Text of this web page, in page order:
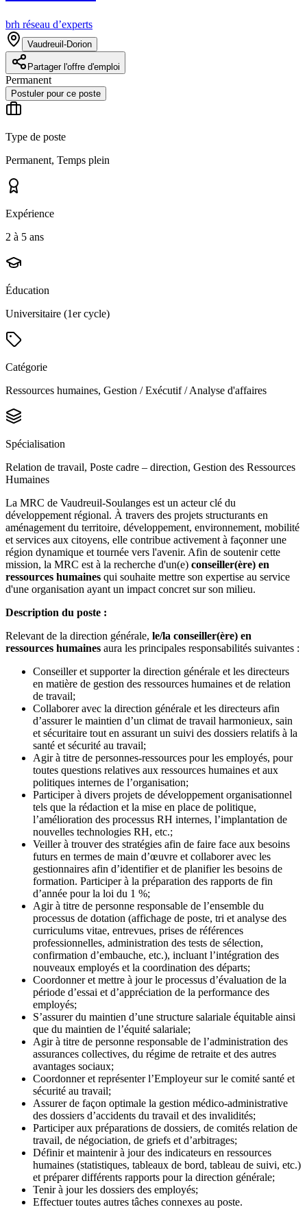
brh réseau d’experts
Vaudreuil-Dorion
Partager l'offre d'emploi
Permanent
Postuler pour ce poste
Type de poste
Permanent, Temps plein
Expérience
2 à 5 ans
Éducation
Universitaire (1er cycle)
Catégorie
Ressources humaines, Gestion / Exécutif / Analyse d'affaires
Spécialisation
Relation de travail, Poste cadre – direction, Gestion des Ressources
Humaines
La MRC de Vaudreuil-Soulanges est un acteur clé du
développement régional. À travers des projets structurants en
aménagement du territoire, développement, environnement, mobilité
et services aux citoyens, elle contribue activement à façonner une
région dynamique et tournée vers l'avenir. Afin de soutenir cette
mission, la MRC est à la recherche d'un(e) conseiller(ère) en
ressources humaines qui souhaite mettre son expertise au service
d'une organisation ayant un impact concret sur son milieu.
Description du poste :
Relevant de la direction générale, le/la conseiller(ère) en
ressources humaines aura les principales responsabilités suivantes :
Conseiller et supporter la direction générale et les directeurs
en matière de gestion des ressources humaines et de relation
de travail;
Collaborer avec la direction générale et les directeurs afin
d’assurer le maintien d’un climat de travail harmonieux, sain
et sécuritaire tout en assurant un suivi des dossiers relatifs à la
santé et sécurité au travail;
Agir à titre de personnes-ressources pour les employés, pour
toutes questions relatives aux ressources humaines et aux
politiques internes de l’organisation;
Participer à divers projets de développement organisationnel
tels que la rédaction et la mise en place de politique,
l’amélioration des processus RH internes, l’implantation de
nouvelles technologies RH, etc.;
Veiller à trouver des stratégies afin de faire face aux besoins
futurs en termes de main d’œuvre et collaborer avec les
gestionnaires afin d’identifier et de planifier les besoins de
formation. Participer à la préparation des rapports de fin
d’année pour la loi du 1 %;
Agir à titre de personne responsable de l’ensemble du
processus de dotation (affichage de poste, tri et analyse des
curriculums vitae, entrevues, prises de références
professionnelles, administration des tests de sélection,
confirmation d’embauche, etc.), incluant l’intégration des
nouveaux employés et la coordination des départs;
Coordonner et mettre à jour le processus d’évaluation de la
période d’essai et d’appréciation de la performance des
employés;
S’assurer du maintien d’une structure salariale équitable ainsi
que du maintien de l’équité salariale;
Agir à titre de personne responsable de l’administration des
assurances collectives, du régime de retraite et des autres
avantages sociaux;
Coordonner et représenter l’Employeur sur le comité santé et
sécurité au travail;
Assurer de façon optimale la gestion médico-administrative
des dossiers d’accidents du travail et des invalidités;
Participer aux préparations de dossiers, de comités relation de
travail, de négociation, de griefs et d’arbitrages;
Définir et maintenir à jour des indicateurs en ressources
humaines (statistiques, tableaux de bord, tableau de suivi, etc.)
et préparer différents rapports pour la direction générale;
Tenir à jour les dossiers des employés;
Effectuer toutes autres tâches connexes au poste.